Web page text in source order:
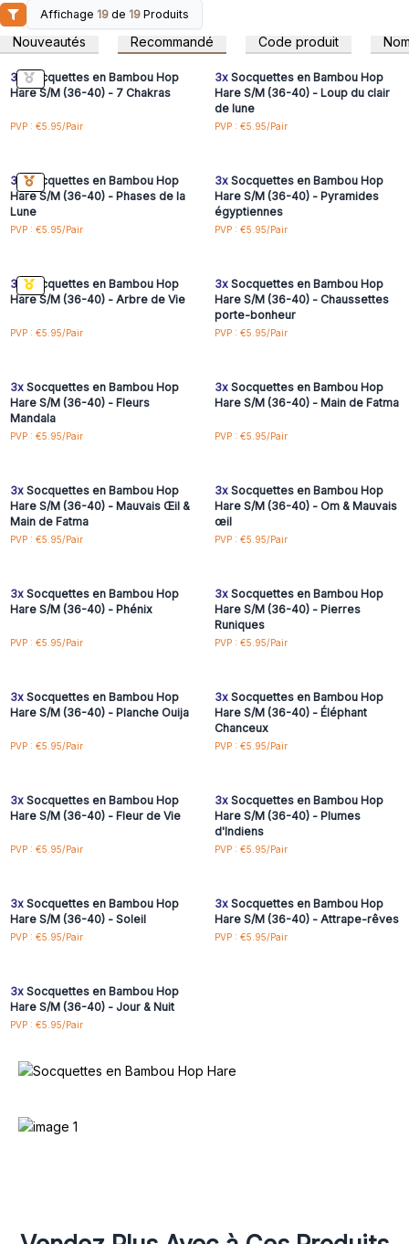
sur le canapé - les chaussettes Hop Hare conviennent à
toutes les occasions.
Nos chaussettes sont disponibles en deux tailles : 3,5-6,5
UK (36-40 EU) et 7,5-11,5 UK (41-46 EU).
Fabriquées en fil de bambou de haute qualité, elles laissent
Fabriqué en Turquie. Composition : 70% Bambou, 28.5%
Affichage 19 de 19 Produits
Nouveautés Recommandé Code produit
Connectez-vous ou
inscrivez-vous pour
accéder aux prix de gros
3x Socquettes en Bambou Hop
Hare S/M (36-40) - 7 Chakras
PVP : €5.95/Pair
inscrivez-vous pour
accéder aux prix de gros
3xSocquettes en Bambou Hop
Hare S/M (36-40) - Loup du clair
de lune
PVP : €5.95/Pair
Connectez-vous ou
3x Socquettes en Bambou Hop
Hare S/M (36-40) - Phases de la
Lune
PVP : €5.95/Pair
Connectez-vous ou
3xSocquettes en Bambou Hop
Hare S/M (36-40) - Pyramides
égyptiennes
PVP : €5.95/Pair
Connectez-vous ou
3x Socquettes en Bambou Hop
Hare S/M (36-40) - Arbre de Vie
PVP : €5.95/Pair
Connectez-vous ou
3xSocquettes en Bambou Hop
Hare S/M (36-40) - Chaussettes
porte-bonheur
PVP : €5.95/Pair
Connectez-vous ou
3xSocquettes en Bambou Hop
Hare S/M (36-40) - Fleurs
Mandala
PVP : €5.95/Pair
Connectez-vous ou
3xSocquettes en Bambou Hop
Hare S/M (36-40) - Main de Fatma
PVP : €5.95/Pair
Connectez-vous ou
3xSocquettes en Bambou Hop
Hare S/M (36-40) - Mauvais Œil &
Main de Fatma
PVP : €5.95/Pair
Connectez-vous ou
3xSocquettes en Bambou Hop
Hare S/M (36-40) - Om & Mauvais
œil
PVP : €5.95/Pair
Connectez-vous ou
3xSocquettes en Bambou Hop
Hare S/M (36-40) - Phénix
PVP : €5.95/Pair
Connectez-vous ou
3xSocquettes en Bambou Hop
Hare S/M (36-40) - Pierres
Runiques
PVP : €5.95/Pair
Connectez-vous ou
3xSocquettes en Bambou Hop
Hare S/M (36-40) - Planche Ouija
PVP : €5.95/Pair
Connectez-vous ou
3xSocquettes en Bambou Hop
Hare S/M (36-40) - Éléphant
Chanceux
PVP : €5.95/Pair
Connectez-vous ou
3xSocquettes en Bambou Hop
Hare S/M (36-40) - Fleur de Vie
PVP : €5.95/Pair
Connectez-vous ou
3xSocquettes en Bambou Hop
Hare S/M (36-40) - Plumes
d'Indiens
PVP : €5.95/Pair
Connectez-vous ou
3xSocquettes en Bambou Hop
Hare S/M (36-40) - Soleil
PVP : €5.95/Pair
Connectez-vous ou
3xSocquettes en Bambou Hop
Hare S/M (36-40) - Attrape-rêves
PVP : €5.95/Pair
Connectez-vous ou
3xSocquettes en Bambou Hop
Hare S/M (36-40) - Jour & Nuit
PVP : €5.95/Pair